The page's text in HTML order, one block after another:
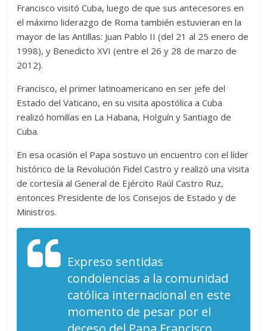
Francisco visitó Cuba, luego de que sus antecesores en
el máximo liderazgo de Roma también estuvieran en la
mayor de las Antillas: Juan Pablo II (del 21 al 25 enero de
1998), y Benedicto XVI (entre el 26 y 28 de marzo de
2012).
Francisco, el primer latinoamericano en ser jefe del
Estado del Vaticano, en su visita apostólica a Cuba
realizó homilías en La Habana, Holguín y Santiago de
Cuba.
En esa ocasión el Papa sostuvo un encuentro con el líder
histórico de la Revolución Fidel Castro y realizó una visita
de cortesía al General de Ejército Raúl Castro Ruz,
entonces Presidente de los Consejos de Estado y de
Ministros.
Expreso sentidas
condolencias a la comunidad
católica internacional en este
momento de pesar por el